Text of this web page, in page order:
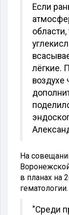
Если
лёгкие.
воздухе
На
в планах на
гематологии.
"Среди